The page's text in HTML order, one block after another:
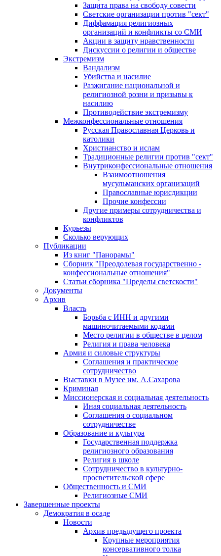
Защита права на свободу совести
Светские организации против "сект"
Диффамация религиозных
организаций и конфликты со СМИ
Акции в защиту нравственности
Дискуссии о религии и обществе
Экстремизм
Вандализм
Убийства и насилие
Разжигание национальной и
религиозной розни и призывы к
насилию
Противодействие экстремизму
Межконфессиональные отношения
Русская Православная Церковь и
католики
Христианство и ислам
Традиционные религии против "сект"
Внутриконфессиональные отношения
Взаимоотношения
мусульманских организаций
Православные юрисдикции
Прочие конфессии
Другие примеры сотрудничества и
конфликтов
Курьезы
Сколько верующих
Публикации
Из книг "Панорамы"
Сборник "Преодолевая государственно -
конфессиональные отношения"
Статьи сборника "Пределы светскости"
Документы
Архив
Власть
Борьба с ИНН и другими
машиночитаемыми кодами
Место религии в обществе в целом
Религия и права человека
Армия и силовые структуры
Соглашения и практическое
сотрудничество
Выставки в Музее им. А.Сахарова
Криминал
Миссионерская и социальная деятельность
Иная социальная деятельность
Соглашения о социальном
сотрудничестве
Образование и культура
Государственная поддержка
религиозного образования
Религия в школе
Сотрудничество в культурно-
просветительской сфере
Общественность и СМИ
Религиозные СМИ
Завершенные проекты
Демократия в осаде
Новости
Архив предыдущего проекта
Крупные мероприятия
консервативного толка